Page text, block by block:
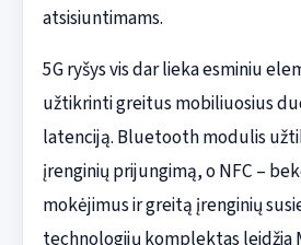
atsisiuntimams.
5G ryšys vis dar lieka esminiu
užtikrinti greitus mobiliuosius
latenciją. Bluetooth modulis
įrenginių prijungimą, o NFC –
mokėjimus ir greitą įrenginių
technologijų komplektas leidžia